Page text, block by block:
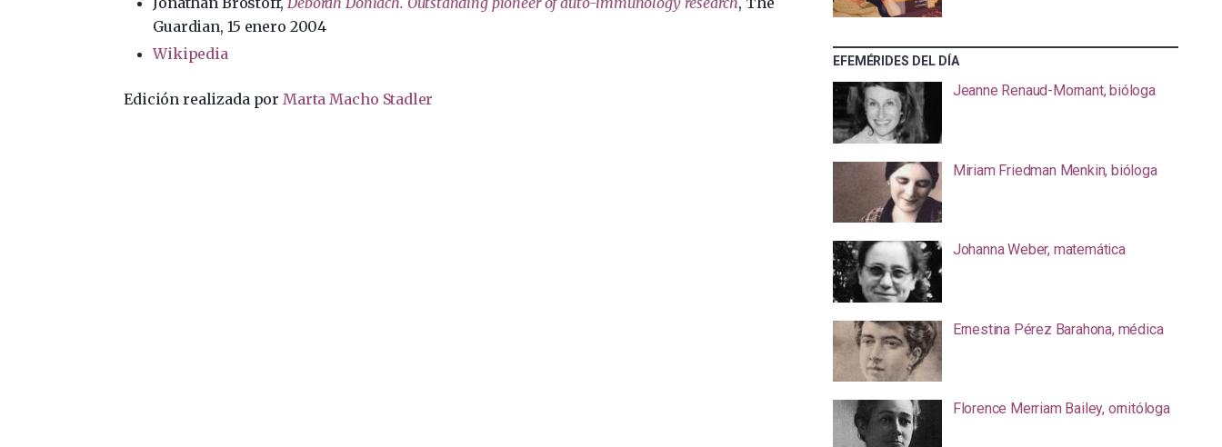
Guardian, 15 enero 2004
Wikipedia
Edición realizada por Marta Macho Stadler
EFEMÉRIDES DEL DÍA
Jeanne Renaud-Mornant, bióloga
Miriam Friedman Menkin, bióloga
Johanna Weber, matemática
Ernestina Pérez Barahona, médica
Florence Merriam Bailey, ornitóloga